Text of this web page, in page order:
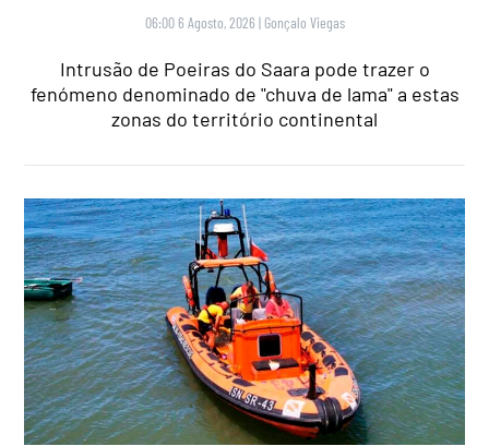
06:00 6 Agosto, 2026 | Gonçalo Viegas
Intrusão de Poeiras do Saara pode trazer o
fenómeno denominado de "chuva de lama" a estas
zonas do território continental